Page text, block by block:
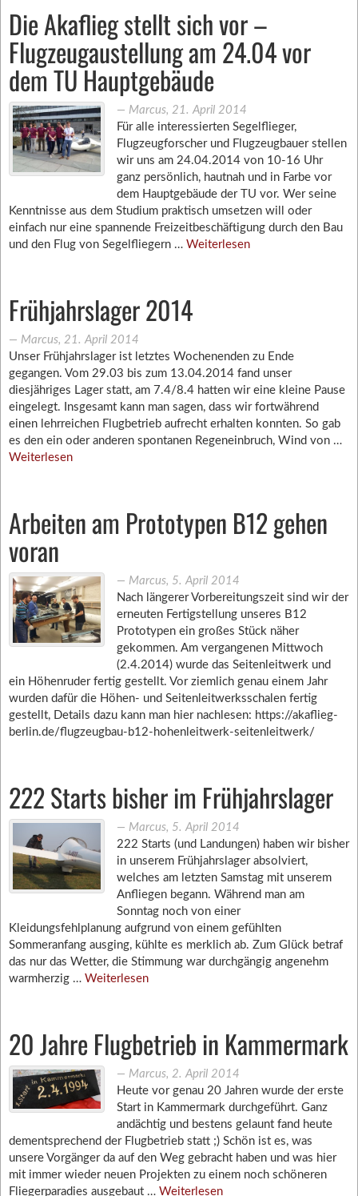
Die Akaflieg stellt sich vor –
Flugzeugaustellung am 24.04 vor
dem TU Hauptgebäude
― Marcus, 21. April 2014
Für alle interessierten Segelflieger,
Flugzeugforscher und Flugzeugbauer stellen
wir uns am 24.04.2014 von 10-16 Uhr
ganz persönlich, hautnah und in Farbe vor
dem Hauptgebäude der TU vor. Wer seine
Kenntnisse aus dem Studium praktisch umsetzen will oder
einfach nur eine spannende Freizeitbeschäftigung durch den Bau
und den Flug von Segelfliegern … Weiterlesen
Frühjahrslager 2014
― Marcus, 21. April 2014
Unser Frühjahrslager ist letztes Wochenenden zu Ende
gegangen. Vom 29.03 bis zum 13.04.2014 fand unser
diesjähriges Lager statt, am 7.4/8.4 hatten wir eine kleine Pause
eingelegt. Insgesamt kann man sagen, dass wir fortwährend
einen lehrreichen Flugbetrieb aufrecht erhalten konnten. So gab
es den ein oder anderen spontanen Regeneinbruch, Wind von …
Weiterlesen
Arbeiten am Prototypen B12 gehen
voran
― Marcus, 5. April 2014
Nach längerer Vorbereitungszeit sind wir der
erneuten Fertigstellung unseres B12
Prototypen ein großes Stück näher
gekommen. Am vergangenen Mittwoch
(2.4.2014) wurde das Seitenleitwerk und
ein Höhenruder fertig gestellt. Vor ziemlich genau einem Jahr
wurden dafür die Höhen- und Seitenleitwerksschalen fertig
gestellt, Details dazu kann man hier nachlesen: https://akaflieg-
berlin.de/flugzeugbau-b12-hohenleitwerk-seitenleitwerk/
222 Starts bisher im Frühjahrslager
― Marcus, 5. April 2014
222 Starts (und Landungen) haben wir bisher
in unserem Frühjahrslager absolviert,
welches am letzten Samstag mit unserem
Anfliegen begann. Während man am
Sonntag noch von einer
Kleidungsfehlplanung aufgrund von einem gefühlten
Sommeranfang ausging, kühlte es merklich ab. Zum Glück betraf
das nur das Wetter, die Stimmung war durchgängig angenehm
warmherzig … Weiterlesen
20 Jahre Flugbetrieb in Kammermark
― Marcus, 2. April 2014
Heute vor genau 20 Jahren wurde der erste
Start in Kammermark durchgeführt. Ganz
andächtig und bestens gelaunt fand heute
dementsprechend der Flugbetrieb statt ;) Schön ist es, was
unsere Vorgänger da auf den Weg gebracht haben und was hier
mit immer wieder neuen Projekten zu einem noch schöneren
Fliegerparadies ausgebaut … Weiterlesen